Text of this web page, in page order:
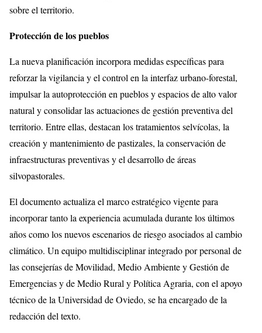
sobre el territorio.
Protección de los pueblos
La nueva planificación incorpora medidas específicas para
reforzar la vigilancia y el control en la interfaz urbano-forestal,
impulsar la autoprotección en pueblos y espacios de alto valor
natural y consolidar las actuaciones de gestión preventiva del
territorio. Entre ellas, destacan los tratamientos selvícolas, la
creación y mantenimiento de pastizales, la conservación de
infraestructuras preventivas y el desarrollo de áreas
silvopastorales.
El documento actualiza el marco estratégico vigente para
incorporar tanto la experiencia acumulada durante los últimos
años como los nuevos escenarios de riesgo asociados al cambio
climático. Un equipo multidisciplinar integrado por personal de
las consejerías de Movilidad, Medio Ambiente y Gestión de
Emergencias y de Medio Rural y Política Agraria, con el apoyo
técnico de la Universidad de Oviedo, se ha encargado de la
redacción del texto.